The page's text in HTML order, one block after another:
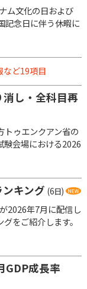
ム文化の日および
記念日に伴う休暇に
など19項目
し・全科目再
ゥエンクアン省の
験会場における2026
キング (6日)
2026年7月に配信し
をご紹介します。
GDP成長率